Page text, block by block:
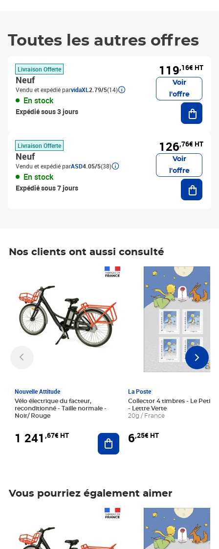
Toutes les autres offres
Livraison Offerte
Neuf
Vendu et expédié parvidaXL 2.79/5(14)
En stock
Expédié sous 3 jours
119,16€ HT
Voir
l'offre
Livraison Offerte
Neuf
Vendu et expédié parASD4.05/5(38)
En stock
Expédié sous 7 jours
126,76€ HT
Voir
l'offre
Nos clients ont aussi consulté
Nouvelle Attitude
Vélo électrique du facteur,
reconditionné - Taille normale -
Noir/ Rouge
1 241 ,67€ HT Ajouter au panier
La Poste
Collector 4 timbres - Le Petit
- Lettre Verte
20g / France
6,25€ HT
Prix 6,25€ HT
Vous pourriez également aimer
Prix 6,25€ HT